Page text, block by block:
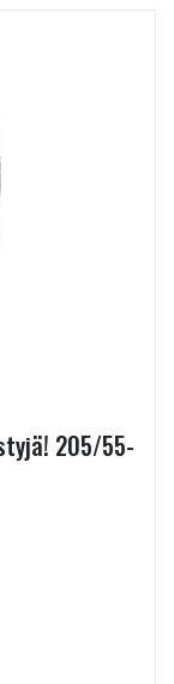
205/55-